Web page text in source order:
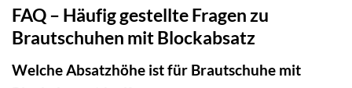
FAQ – Häufig gestellte Fragen zu
Brautschuhen mit Blockabsatz
Welche Absatzhöhe ist für Brautschuhe mit